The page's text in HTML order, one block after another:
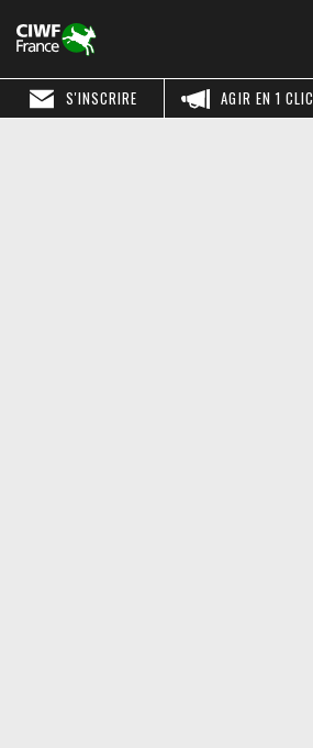
AGIR EN 1 CLIC
S'INSCRIRE